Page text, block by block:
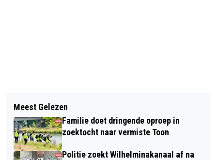
SCHRIJF JE NU IN VOOR HET OVV'67
MINIVELDTOERNOOI
HOORCAFÉ BIEDT STEUN BIJ
GEHOORPROBLEMEN
Meest Gelezen
Familie doet dringende oproep in
zoektocht naar vermiste Toon
Politie zoekt Wilhelminakanaal af na